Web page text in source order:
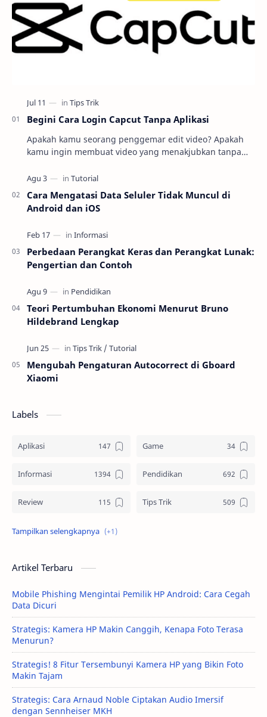
Begini Cara Login Capcut Tanpa Aplikasi
Apakah kamu seorang penggemar edit video? Apakah
kamu ingin membuat video yang menakjubkan tanpa
editin…
Cara Mengatasi Data Seluler Tidak Muncul di
Android dan iOS
Perbedaan Perangkat Keras dan Perangkat Lunak:
Pengertian dan Contoh
Teori Pertumbuhan Ekonomi Menurut Bruno
Hildebrand Lengkap
Mengubah Pengaturan Autocorrect di Gboard
Xiaomi
Labels
Aplikasi Game
Informasi Pendidikan
Review Tips Trik
Tutorial
Artikel Terbaru
Mobile Phishing Mengintai Pemilik HP Android: Cara Cegah
Data Dicuri
Strategis: Kamera HP Makin Canggih, Kenapa Foto Terasa
Menurun?
Strategis! 8 Fitur Tersembunyi Kamera HP yang Bikin Foto
Makin Tajam
Strategis: Cara Arnaud Noble Ciptakan Audio Imersif
dengan Sennheiser MKH